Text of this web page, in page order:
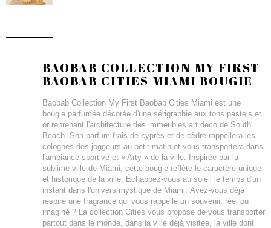
BAOBAB COLLECTION MY FIRST
BAOBAB CITIES MIAMI BOUGIE
Baobab Collection My First Baobab Cities Miami est une
bougie parfumée décorée d'une sérigraphie aux tons pastels et
or reprenant l'architecture des immeubles art déco de South
Beach. Son parfum frais de cyprès et de cèdre rappellera les
colognes des joggeurs au petit matin et vous transportera dans
l'ambiance sportive et « Arty » de la ville. Inspirée par la
sublime ville de Miami, cette bougie reflète le caractère unique
et historique de la ville. Échappez-vous au soleil le temps d'un
instant dans l'univers mystique de Miami. Avez-vous déjà
respiré une fragrance qui vous rappelle un souvenir, réel ou
imaginé ? La collection Cities vous propose de vous transporter
partout dans le monde, dans la ville déjà visitée, la ville dont